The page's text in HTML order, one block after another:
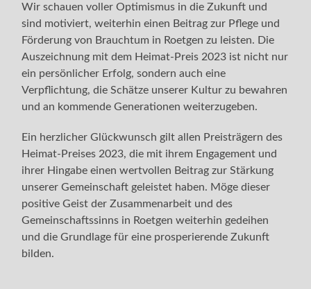
Wir schauen voller Optimismus in die Zukunft und
sind motiviert, weiterhin einen Beitrag zur Pflege und
Förderung von Brauchtum in Roetgen zu leisten. Die
Auszeichnung mit dem Heimat-Preis 2023 ist nicht nur
ein persönlicher Erfolg, sondern auch eine
Verpflichtung, die Schätze unserer Kultur zu bewahren
und an kommende Generationen weiterzugeben.
Ein herzlicher Glückwunsch gilt allen Preisträgern des
Heimat-Preises 2023, die mit ihrem Engagement und
ihrer Hingabe einen wertvollen Beitrag zur Stärkung
unserer Gemeinschaft geleistet haben. Möge dieser
positive Geist der Zusammenarbeit und des
Gemeinschaftssinns in Roetgen weiterhin gedeihen
und die Grundlage für eine prosperierende Zukunft
bilden.